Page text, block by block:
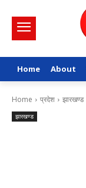
Home About
Home प्रदेश झारखण्ड
झारखण्ड